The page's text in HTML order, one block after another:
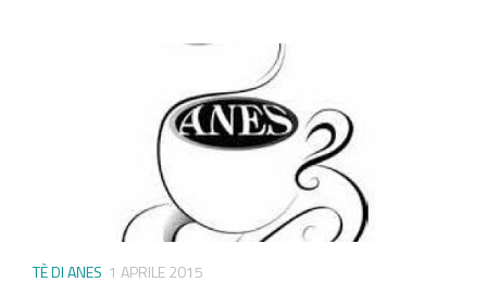
TÈ DI ANES 1 APRILE 2015